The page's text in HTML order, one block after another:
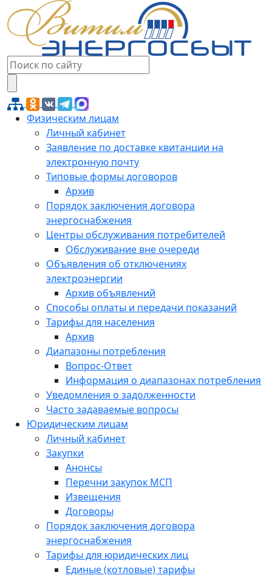
Физическим лицам
Личный кабинет
Заявление по доставке квитанции на
электронную почту
Типовые формы договоров
Архив
Порядок заключения договора
энергоснабжения
Центры обслуживания потребителей
Обслуживание вне очереди
Объявления об отключениях
электроэнергии
Архив объявлений
Способы оплаты и передачи показаний
Тарифы для населения
Архив
Диапазоны потребления
Вопрос-Ответ
Информация о диапазонах потребления
Уведомления о задолженности
Часто задаваемые вопросы
Юридическим лицам
Личный кабинет
Закупки
Анонсы
Перечни закупок МСП
Извещения
Договоры
Порядок заключения договора
энергоснабжения
Тарифы для юридических лиц
Единые (котловые) тарифы